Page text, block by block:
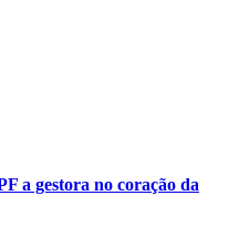
a gestora no coração da